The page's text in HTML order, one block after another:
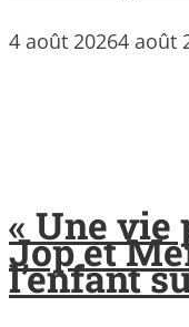
4 août 20264 août
« Une vie
Jop et
l’enfant